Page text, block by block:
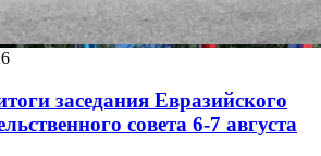
заседания Евразийского
совета 6-7 августа